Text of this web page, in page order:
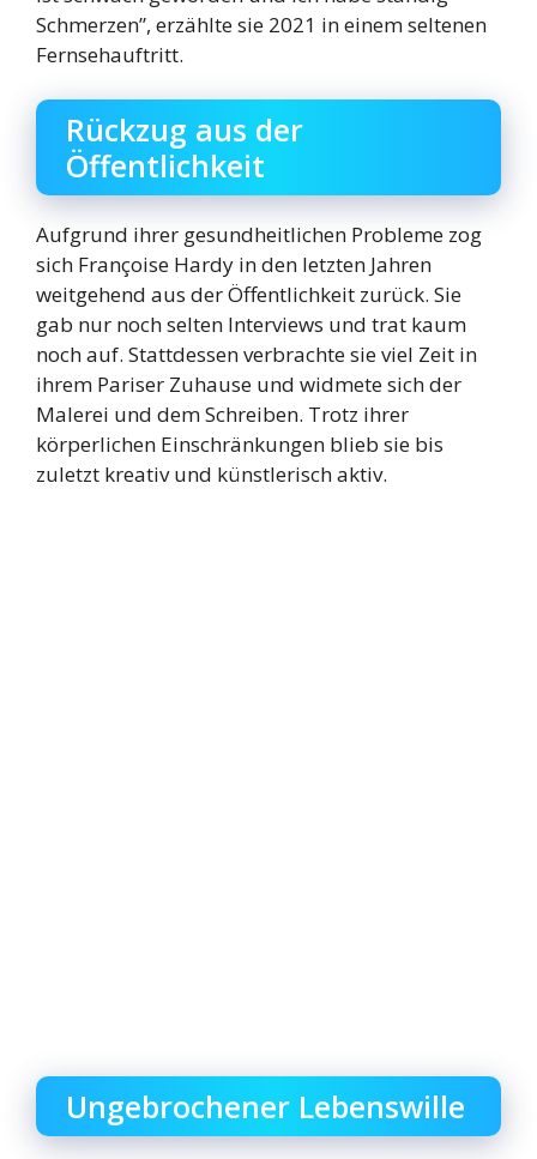
Schmerzen”, erzählte sie 2021 in einem seltenen
Fernsehauftritt.
Rückzug aus der
Öffentlichkeit
Aufgrund ihrer gesundheitlichen Probleme zog
sich Françoise Hardy in den letzten Jahren
weitgehend aus der Öffentlichkeit zurück. Sie
gab nur noch selten Interviews und trat kaum
noch auf. Stattdessen verbrachte sie viel Zeit in
ihrem Pariser Zuhause und widmete sich der
Malerei und dem Schreiben. Trotz ihrer
körperlichen Einschränkungen blieb sie bis
zuletzt kreativ und künstlerisch aktiv.
Ungebrochener Lebenswille